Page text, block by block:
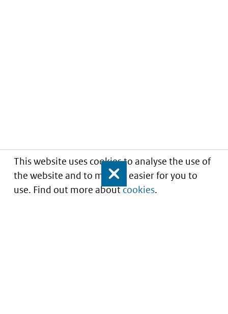
This website uses cookies to analyse the use of
the website and to make it easier for you to
use. Find out more aboutcookies.
Close